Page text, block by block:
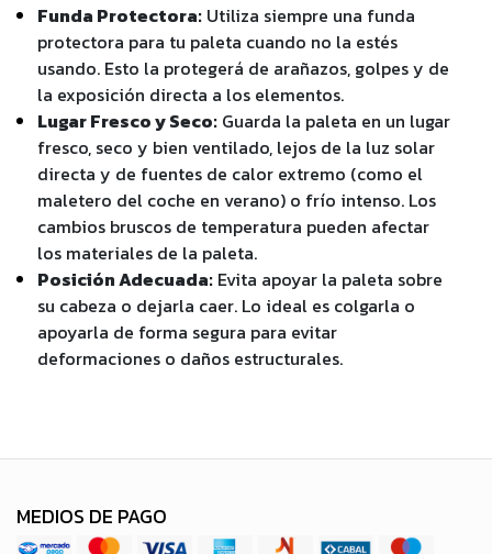
Funda Protectora:Utiliza siempre una funda
protectora para tu paleta cuando no la estés
usando. Esto la protegerá de arañazos, golpes y de
la exposición directa a los elementos.
Lugar Fresco y Seco:Guarda la paleta en un lugar
fresco, seco y bien ventilado, lejos de la luz solar
directa y de fuentes de calor extremo (como el
maletero del coche en verano) o frío intenso. Los
cambios bruscos de temperatura pueden afectar
los materiales de la paleta.
Posición Adecuada:Evita apoyar la paleta sobre
su cabeza o dejarla caer. Lo ideal es colgarla o
apoyarla de forma segura para evitar
deformaciones o daños estructurales.
MEDIOS DE PAGO